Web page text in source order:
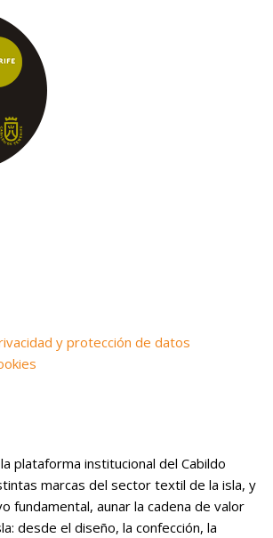
y protección de datos
plataforma institucional del Cabildo
marcas del sector textil de la isla, y
fundamental, aunar la cadena de valor
desde el diseño, la confección, la